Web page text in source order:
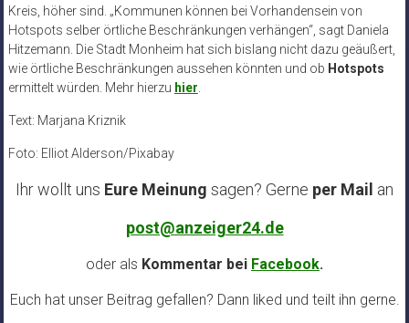
Kreis, höher sind. „Kommunen können bei Vorhandensein von
Hotspots selber örtliche Beschränkungen verhängen“, sagt Daniela
Hitzemann. Die Stadt Monheim hat sich bislang nicht dazu geäußert,
wie örtliche Beschränkungen aussehen könnten und ob Hotspots
ermittelt würden. Mehr hierzu hier
Text: Marjana Kriznik
Foto: Elliot Alderson/Pixabay
Ihr wollt uns Eure Meinung sagen? Gerne per Mail an
post@anzeiger24.de
oder als Kommentar bei Facebook.
Euch hat unser Beitrag gefallen? Dann liked und teilt ihn gerne.